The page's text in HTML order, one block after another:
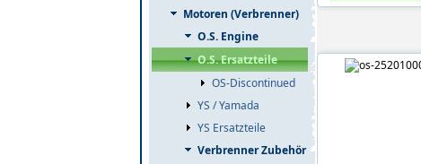
Motoren (Verbrenner)
O.S. Engine
O.S. Ersatzteile
OS-Discontinued
YS / Yamada
YS Ersatzteile
Verbrenner Zubehör